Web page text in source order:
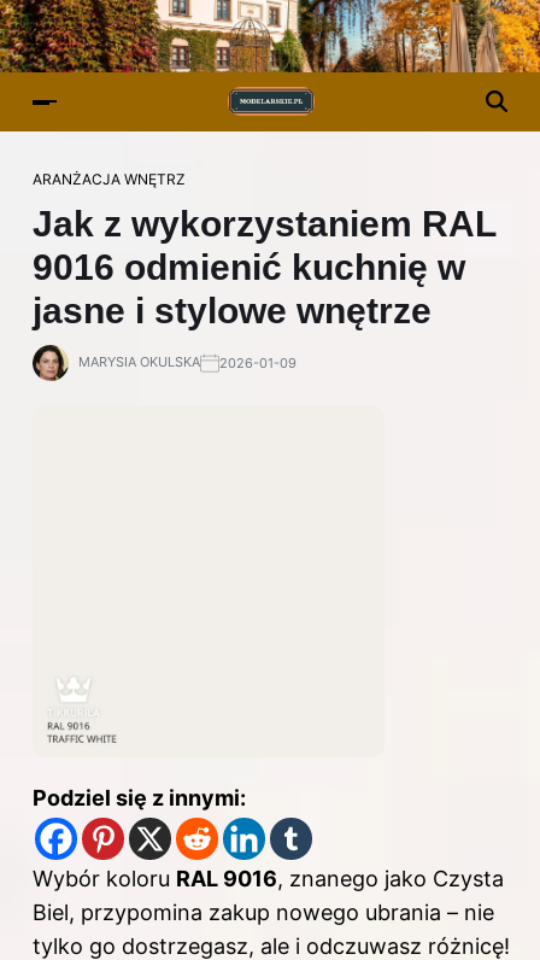
ARANŻACJA WNĘTRZ
Jak z wykorzystaniem RAL
9016 odmienić kuchnię w
jasne i stylowe wnętrze
MARYSIA OKULSKA 2026-01-09
Podziel się z innymi:
Wybór koloru RAL 9016, znanego jako Czysta
Biel, przypomina zakup nowego ubrania – nie
tylko go dostrzegasz, ale i odczuwasz różnicę!